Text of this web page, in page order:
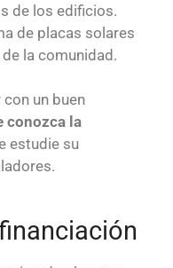
de los edificios.
de placas solares
la comunidad.
un buen
conozca la
estudie su